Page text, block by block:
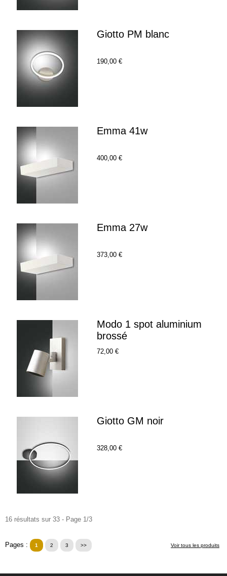
Giotto PM blanc
190,00 €
Emma 41w
400,00 €
Emma 27w
373,00 €
Modo 1 spot aluminium
brossé
72,00 €
Giotto GM noir
328,00 €
16 résultats sur 33 - Page 1/3
Pages : 1 2 3 >> Voir tous les produits